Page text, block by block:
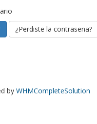
¿Perdiste la contraseña?
by WHMCompleteSolution